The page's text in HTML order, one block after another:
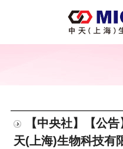
【中央社】【公
天(上海)生物科技有